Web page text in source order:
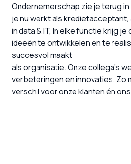
Ondernemerschap zie je terug in
je nu werkt als
in data & IT, In elke functie krijg je
ideeën te ontwikkelen en te
succesvol maakt
als organisatie. Onze collega’s
verbeteringen en innovaties. Zo
verschil voor onze klanten én